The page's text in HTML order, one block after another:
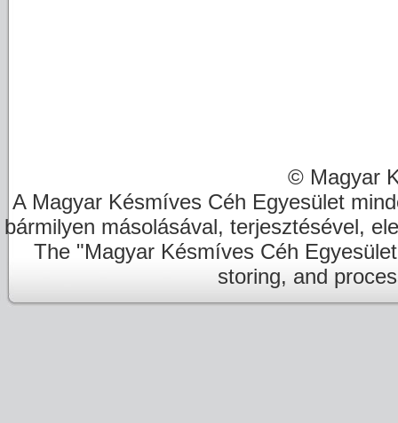
© Magyar
A Magyar Késmíves Céh Egyesület
bármilyen másolásával, terjesztésével,
The "Magyar Késmíves Céh
storing, and